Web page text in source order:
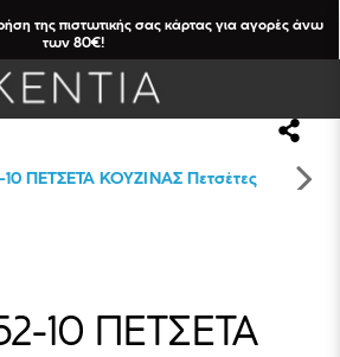
10 ΠΕΤΣΕΤΑ
της πιστωτικής σας κάρτας για αγορές άνω
των 80€!